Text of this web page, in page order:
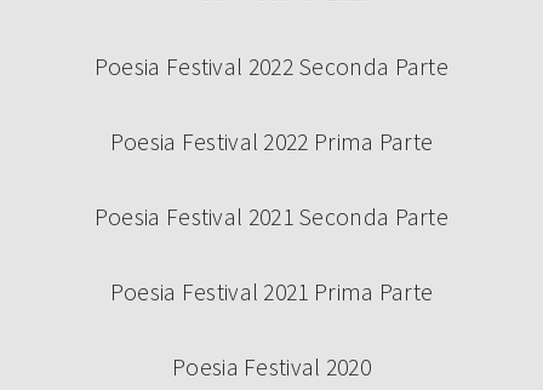
Poesia Festival 2022 Seconda Parte
Poesia Festival 2022 Prima Parte
Poesia Festival 2021 Seconda Parte
Poesia Festival 2021 Prima Parte
Poesia Festival 2020